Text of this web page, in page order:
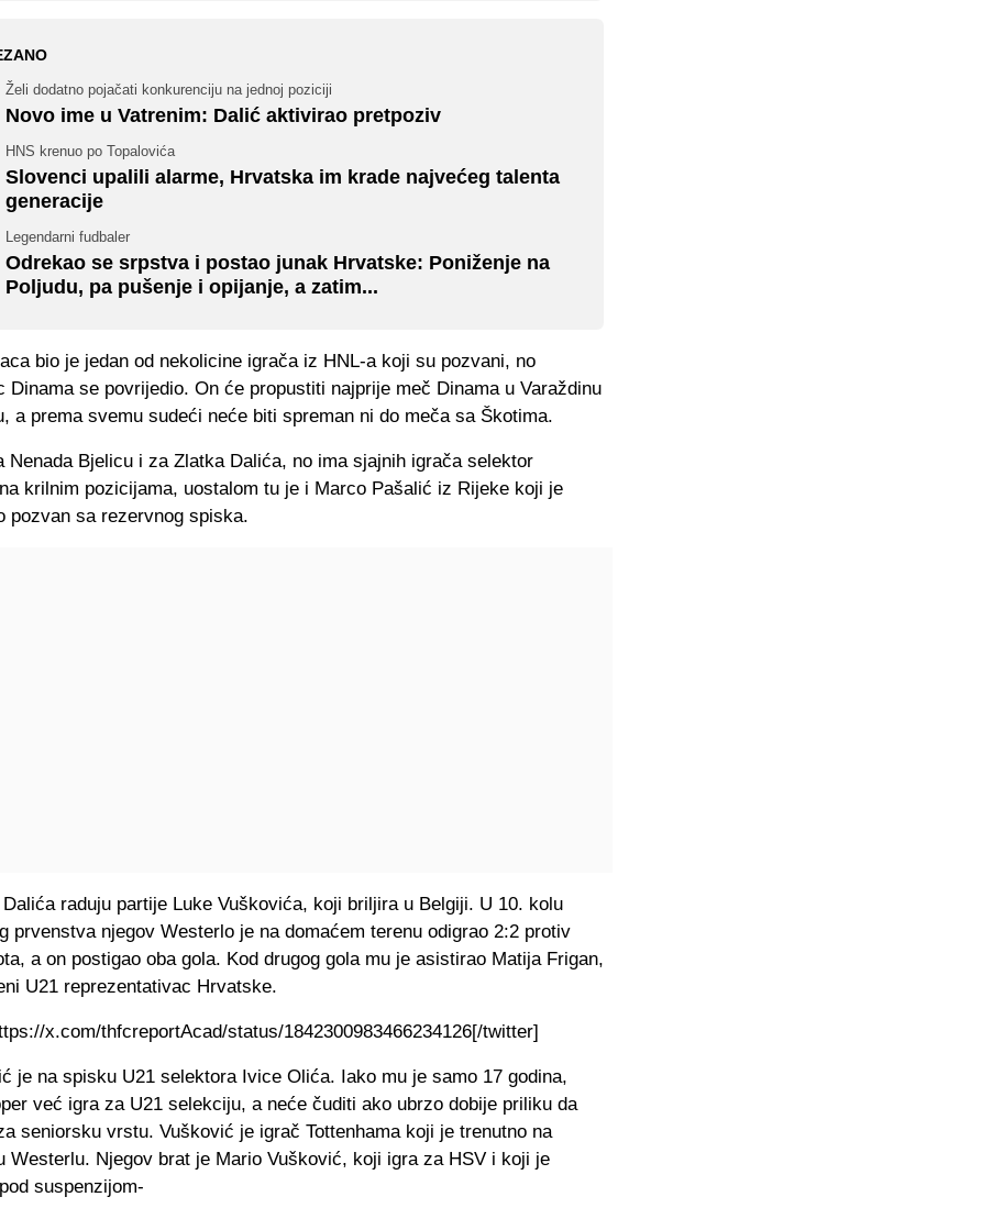
Želi dodatno pojačati konkurenciju na jednoj poziciji
Novo ime u Vatrenim: Dalić aktivirao pretpoziv
HNS krenuo po Topalovića
Slovenci upalili alarme, Hrvatska im krade najvećeg talenta
generacije
Legendarni fudbaler
Odrekao se srpstva i postao junak Hrvatske: Poniženje na
Poljudu, pa pušenje i opijanje, a zatim...
bio je jedan od nekolicine igrača iz HNL-a koji su pozvani, no
Dinama se povrijedio. On će propustiti najprije meč Dinama u Varaždinu
a prema svemu sudeći neće biti spreman ni do meča sa Škotima.
Nenada Bjelicu i za Zlatka Dalića, no ima sjajnih igrača selektor
krilnim pozicijama, uostalom tu je i Marco Pašalić iz Rijeke koji je
pozvan sa rezervnog spiska.
Dalića raduju partije Luke Vuškovića, koji briljira u Belgiji. U 10. kolu
prvenstva njegov Westerlo je na domaćem terenu odigrao 2:2 protiv
a on postigao oba gola. Kod drugog gola mu je asistirao Matija Frigan,
U21 reprezentativac Hrvatske.
x.com/thfcreportAcad/status/1842300983466234126[/twitter]
je na spisku U21 selektora Ivice Olića. Iako mu je samo 17 godina,
već igra za U21 selekciju, a neće čuditi ako ubrzo dobije priliku da
seniorsku vrstu. Vušković je igrač Tottenhama koji je trenutno na
Westerlu. Njegov brat je Mario Vušković, koji igra za HSV i koji je
suspenzijom-